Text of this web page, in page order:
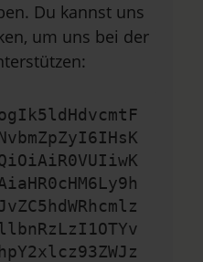
Du kannst uns
um uns bei der